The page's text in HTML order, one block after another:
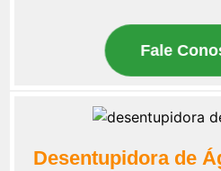
Fale
Desentupidora de